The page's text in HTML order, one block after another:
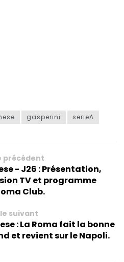
gasperini serieA
précédent
- J26 : Présentation,
TV et programme
Club.
suivant
: La Roma fait la bonne
et revient sur le Napoli.